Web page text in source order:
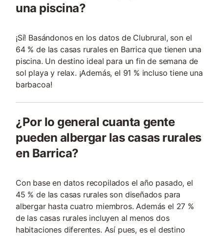
una piscina?
¡Sí! Basándonos en los datos de Clubrural, son el
64 % de las casas rurales en Barrica que tienen una
piscina. Un destino ideal para un fin de semana de
sol playa y relax. ¡Además, el 91 % incluso tiene una
barbacoa!
¿Por lo general cuanta gente
pueden albergar las casas rurales
en Barrica?
Con base en datos recopilados el año pasado, el
45 % de las casas rurales son diseñados para
albergar hasta cuatro miembros. Además el 27 %
de las casas rurales incluyen al menos dos
habitaciones diferentes. Así pues, es el destino